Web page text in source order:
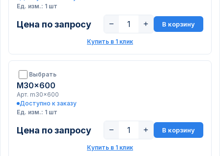
Ед. изм.: 1 шт
Цена по запросу − + В корзину
Купить в 1 клик
Выбрать
M30x600
Арт. m30x600
Доступно к заказу
Ед. изм.: 1 шт
Цена по запросу − + В корзину
Купить в 1 клик